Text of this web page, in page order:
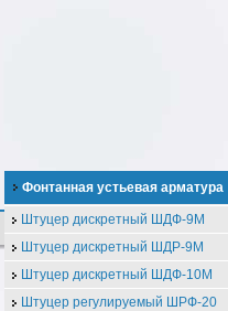
СЕРТИФИКАТЫ
Фонтанная устьевая арматура
Штуцер дискретный ШДФ-9М
Штуцер дискретный ШДР-9М
Штуцер дискретный ШДФ-10М
Штуцер регулируемый ШРФ-20